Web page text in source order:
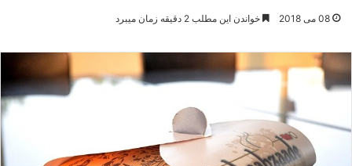
08 می 2018 خواندن این مطلب 2 دقیقه زمان میبرد